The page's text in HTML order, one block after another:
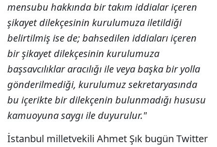
mensubu hakkında bir takım iddialar içeren
şikayet dilekçesinin kurulumuza iletildiği
belirtilmiş ise de; bahsedilen iddiaları içeren
bir şikayet dilekçesinin kurulumuza
başsavcılıklar aracılığı ile veya başka bir yolla
gönderilmediği, kurulumuz sekretaryasında
bu içerikte bir dilekçenin bulunmadığı hususu
kamuoyuna saygı ile duyurulur."
İstanbul milletvekili Ahmet Şık bugün Twitter